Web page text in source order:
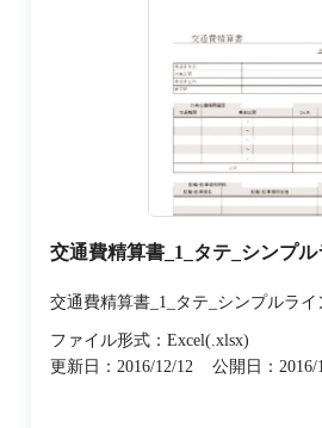
交通費精算書_1_タテ_シンプ
交通費精算書_1_タテ_シンプルラ
ファイル形式：Excel(.xlsx)
更新日：2016/12/12
公開日：2016/